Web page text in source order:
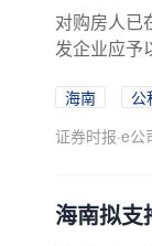
对购房人已
发企业应予
海南 公
证券时报·e公
海南拟支